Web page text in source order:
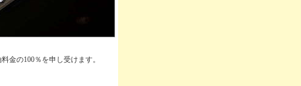
金の100％を申し受けます。